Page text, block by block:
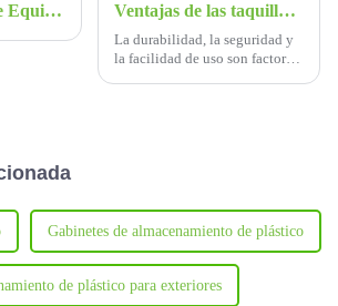
6.ª Exposición de Equipos Educativos de Shenzhen. Bienvenidos al stand de Fuguitong: 7A008. Ventajas de las taquillas escolares de plástico ABS Easylocker
La durabilidad, la seguridad y
la facilidad de uso son factores
Gabinetes de almacenamiento de plástico
de plástico para exteriores